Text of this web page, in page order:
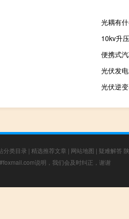
光耦有
10kv升
便携式
光伏发
光伏逆
分类目录 | 精选推荐文章 | 网站地图 | 疑难解答
说明，我们会及时纠正，谢谢